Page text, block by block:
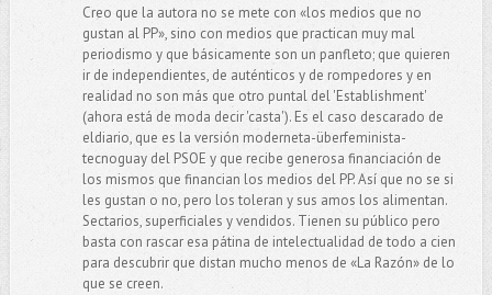
Creo que la autora no se mete con «los medios que no
gustan al PP», sino con medios que practican muy mal
periodismo y que básicamente son un panfleto; que quieren
ir de independientes, de auténticos y de rompedores y en
realidad no son más que otro puntal del 'Establishment'
(ahora está de moda decir 'casta'). Es el caso descarado de
eldiario, que es la versión moderneta-überfeminista-
tecnoguay del PSOE y que recibe generosa financiación de
los mismos que financian los medios del PP. Así que no se si
les gustan o no, pero los toleran y sus amos los alimentan.
Sectarios, superficiales y vendidos. Tienen su público pero
basta con rascar esa pátina de intelectualidad de todo a cien
para descubrir que distan mucho menos de «La Razón» de lo
que se creen.